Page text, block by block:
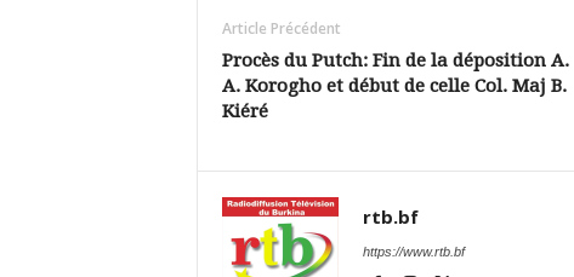
Article Précédent
Procès du Putch: Fin de la déposition A.
A. Korogho et début de celle Col. Maj B.
Kiéré
rtb.bf
https://www.rtb.bf